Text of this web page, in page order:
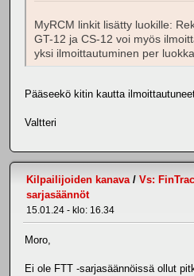
MyRCM linkit lisätty luokille:
GT-12 ja CS-12 voi myös
yksi ilmoittautuminen per
Pääseekö kitin kautta
Valtteri
Kilpailijoiden kanava / Vs:
sarjasäännöt
15.01.24 - klo: 16.34
Moro,
Ei ole FTT -sarjasäännöissä ollut